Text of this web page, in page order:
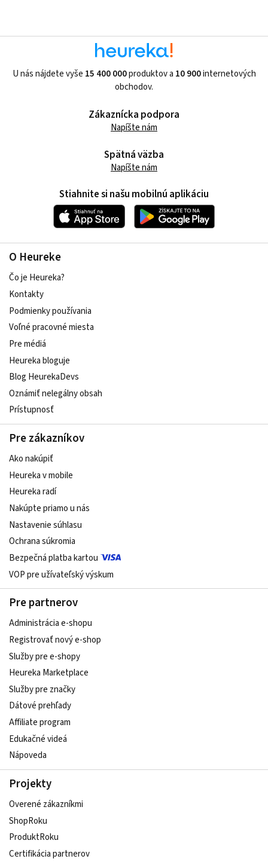
U nás nájdete vyše 15 400 000produktov a 10 900internetových
obchodov.
O Heureke
Čo je Heureka?
Kontakty
Podmienky používania
Voľné pracovné miesta
Pre médiá
Heureka bloguje
Blog HeurekaDevs
Oznámiť nelegálny obsah
Prístupnosť
Pre zákazníkov
Ako nakúpiť
Heureka v mobile
Heureka radí
Nakúpte priamo u nás
Nastavenie súhlasu
Ochrana súkromia
Bezpečná platba kartou
VOP pre užívateľský výskum
Pre partnerov
Administrácia e-shopu
Registrovať nový e-shop
Služby pre e‑shopy
Heureka Marketplace
Služby pre značky
Dátové prehľady
Affiliate program
Edukačné videá
Nápoveda
Projekty
Overené zákazníkmi
ShopRoku
ProduktRoku
Certifikácia partnerov
Zákaznícka podpora
Napíšte nám
Spätná väzba
Napíšte nám
Stiahnite si našu mobilnú aplikáciu